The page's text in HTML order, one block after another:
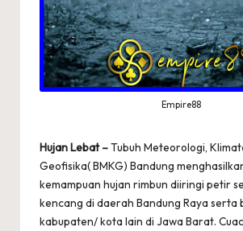
Empire88
Hujan Lebat –Tubuh Meteorologi,
Geofisika( BMKG) Bandung
kemampuan hujan rimbun diiringi petir
kencang di daerah Bandung Raya serta
kabupaten/ kota lain di Jawa Barat.